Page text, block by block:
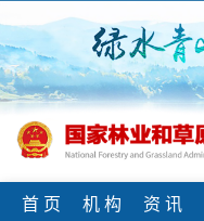
首 页 机 构 资 讯